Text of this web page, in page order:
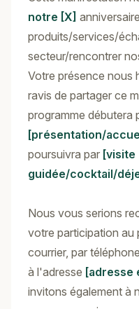
notre [X]
produits/services/
secteur/rencontrer
Votre présence nous
ravis de partager ce
programme débutera
[présentation/
poursuivra par [visite
guidée/cocktail/
Nous vous serions
votre participation au
courrier, par
à l'adresse [adresse
invitons également à